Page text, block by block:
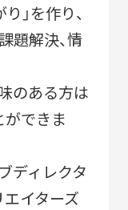
」を作り、
題解決、情
のある方は
できま
ディレクタ
イターズ